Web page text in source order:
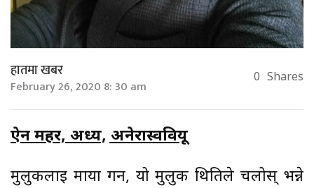
हातमा खबर
February 26, 2020 8: 30 am 0 Shares
ऐन महर, अध्यक्ष, अनेरास्ववियू
मुलुकलाइ माया गर्ने, यो मुलुक थितिले चलोस् भन्ने